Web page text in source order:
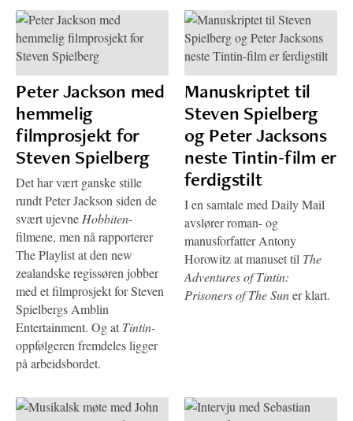
Peter Jackson med
hemmelig
filmprosjekt for
Steven Spielberg
Det har vært ganske stille
rundt Peter Jackson siden de
svært ujevne Hobbiten-
filmene, men nå rapporterer
The Playlist at den new
zealandske regissøren jobber
med et filmprosjekt for Steven
Spielbergs Amblin
Entertainment. Og at Tintin-
oppfølgeren fremdeles ligger
på arbeidsbordet.
Manuskriptet til
Steven Spielberg
og Peter Jacksons
neste Tintin-film er
ferdigstilt
I en samtale med Daily Mail
avslører roman- og
manusforfatter Antony
Horowitz at manuset til The
Adventures of Tintin:
Prisoners of The Suner klart.